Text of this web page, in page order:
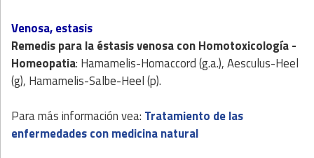
Venosa, estasis
Remedis para la éstasis venosa conHomotoxicología-
Homeopatia: Hamamelis-Homaccord (g.a.), Aesculus-Heel
(g), Hamamelis-Salbe-Heel (p).
Para más información vea: Tratamiento de las
enfermedades con medicina natural